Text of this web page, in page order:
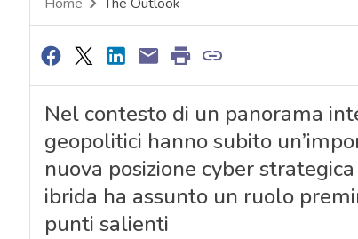
Nel contesto di un panorama
geopolitici hanno subito
nuova posizione cyber
ibrida ha assunto un ruolo
punti salienti